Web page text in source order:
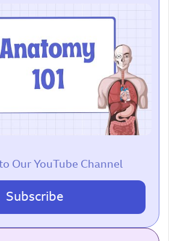
Our YouTube Channel
Subscribe